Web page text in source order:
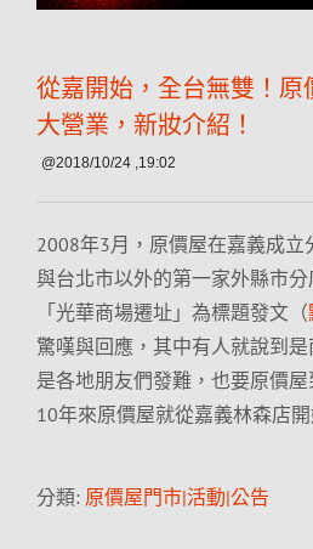
從嘉開始，全台無雙！原
大營業，新妝介紹！
@2018/10/24 ,19:02
2008年3月，原價屋在嘉義成立
與台北市以外的第一家外縣市
「光華商場遷址」為標題發文（
驚嘆與回應，其中有人就說到
是各地朋友們發難，也要原價
10年來原價屋就從嘉義林森店
分類: 原價屋門市|活動|公告